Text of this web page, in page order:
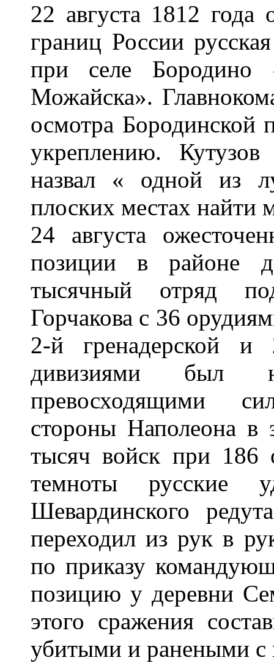
22 августа 1812 года
границ России
при селе Бородино
Можайска».
осмотра Бородинской
укреплению.
назвал « одной из
плоских местах найти
24 августа
позиции в районе
тысячный отряд
Горчакова с 36
2-й гренадерской и
дивизиями был
превосходящими
стороны Наполеона в
тысяч войск при 186
темноты русские
Шевардинского
переходил из рук в
по приказу
позицию у деревни
этого сражения
убитыми и ранеными с